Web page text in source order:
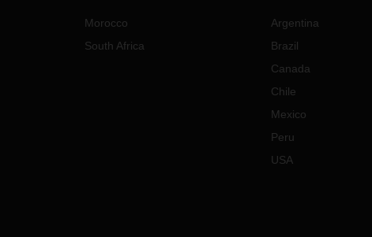
Morocco
South Africa
Argentina
Brazil
Canada
Chile
Mexico
Peru
USA